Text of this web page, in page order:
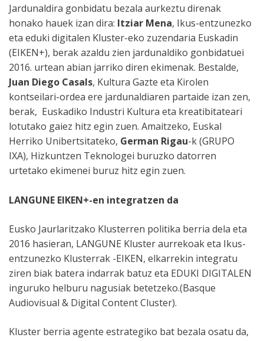
Jardunaldira gonbidatu bezala aurkeztu direnak
honako hauek izan dira: Itziar Mena, Ikus-entzunezko
eta eduki digitalen Kluster-eko zuzendaria Euskadin
(EIKEN+), berak azaldu zien jardunaldiko gonbidatuei
2016. urtean abian jarriko diren ekimenak. Bestalde,
Juan Diego Casals, Kultura Gazte eta Kirolen
kontseilari-ordea ere jardunaldiaren partaide izan zen,
berak, Euskadiko Industri Kultura eta kreatibitateari
lotutako gaiez hitz egin zuen. Amaitzeko, Euskal
Herriko Unibertsitateko, German Rigau-k (GRUPO
IXA), Hizkuntzen Teknologei buruzko datorren
urtetako ekimenei buruz hitz egin zuen.
LANGUNE EIKEN+-en integratzen da
Eusko Jaurlaritzako Klusterren politika berria dela eta
2016 hasieran, LANGUNE Kluster aurrekoak eta Ikus-
entzunezko Klusterrak -EIKEN, elkarrekin integratu
ziren biak batera indarrak batuz eta EDUKI DIGITALEN
inguruko helburu nagusiak betetzeko.(Basque
Audiovisual & Digital Content Cluster).
Kluster berria agente estrategiko bat bezala osatu da,